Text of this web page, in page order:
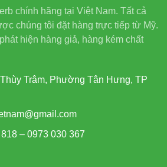
chính hãng tại Việt Nam. Tất cả
chúng tôi đặt hàng trực tiếp từ Mỹ.
hiện hàng giả, hàng kém chất
Trâm, Phường Tân Hưng, TP
– 0973 030 367